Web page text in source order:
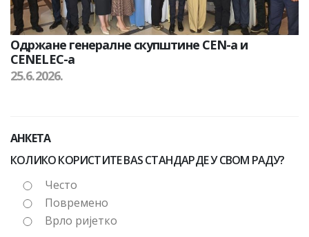
Одржане генералне скупштине CEN-а и
CENELEC-а
25.6.2026.
АНКЕТА
КОЛИКО КОРИСТИТЕ BAS СТАНДАРДЕ У СВОМ РАДУ?
Често
Повремено
Врло ријетко